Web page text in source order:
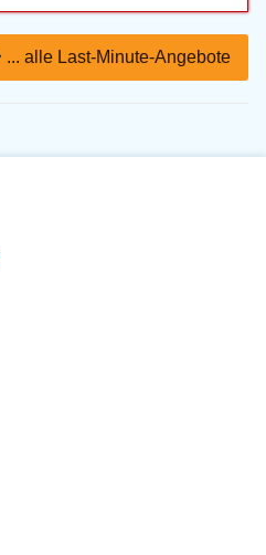
... alle Last-Minute-Angebote